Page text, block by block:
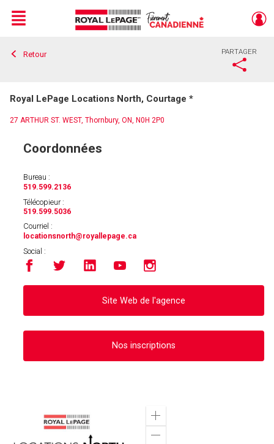
Live
En Direct
Menu
Retour PARTAGER
Royal LePage Locations North, Courtage *
27 ARTHUR ST. WEST, Thornbury, ON, N0H 2P0
Coordonnées
Bureau :
519.599.2136
Télécopieur :
519.599.5036
Courriel :
locationsnorth@royallepage.ca
Social :
Site Web de l'agence
Nos inscriptions
Zoom